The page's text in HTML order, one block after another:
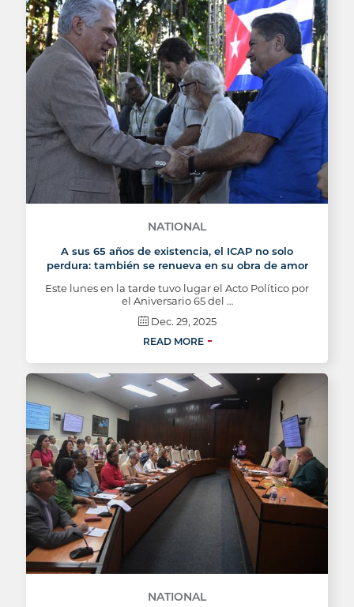
NATIONAL
A sus 65 años de existencia, el ICAP no solo
perdura: también se renueva en su obra de amor
Este lunes en la tarde tuvo lugar el Acto Político por
el Aniversario 65 del …
Dec. 29, 2025
READ MORE
NATIONAL